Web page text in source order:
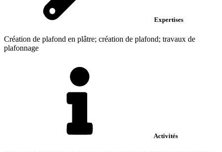
Expertises
Création de plafond en plâtre; création de plafond; travaux de
plafonnage
Activités